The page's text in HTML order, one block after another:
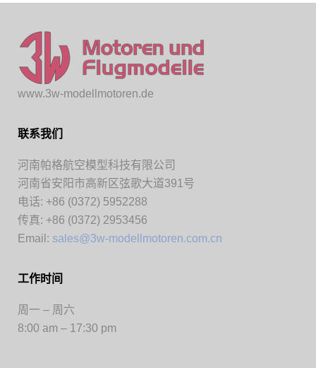
www.3w-modellmotoren.de
联系我们
河南帕格航空模型科技有限公司
河南省安阳市高新区弦歌大道391号
电话: +86 (0372) 5952288
传真: +86 (0372) 2953456
Email: sales@3w-modellmotoren.com.cn
工作时间
周一 – 周六
8:00 am – 17:30 pm